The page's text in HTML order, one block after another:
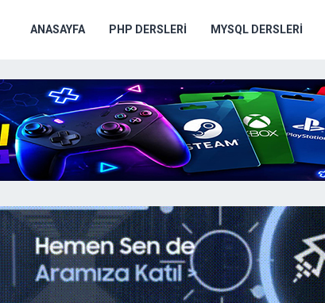
ANASAYFA PHP DERSLERI MYSQL DERSLERI